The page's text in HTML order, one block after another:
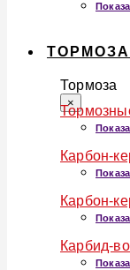
ТОРМОЗА
Тормоза
×
Карбон-
Карбон-
Карбид-